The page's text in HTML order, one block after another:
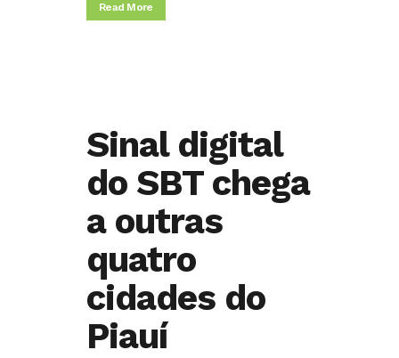
Read More
Sinal digital
do SBT chega
a outras
quatro
cidades do
Piauí